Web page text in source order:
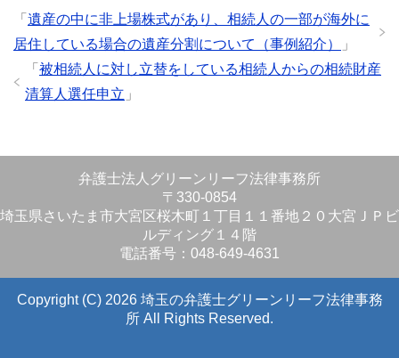
「 遺産の中に非上場株式があり、相続人の一部が海外に
居住している場合の遺産分割について（事例紹介）
」
「 被相続人に対し立替をしている相続人からの相続財産
清算人選任申立 」
弁護士法人グリーンリーフ法律事務所
〒330-0854
埼玉県さいたま市大宮区桜木町１丁目１１番地２０大宮ＪＰビ
ルディング１４階
電話番号：048-649-4631
Copyright (C) 2026 埼玉の弁護士グリーンリーフ法律事務
所 All Rights Reserved.